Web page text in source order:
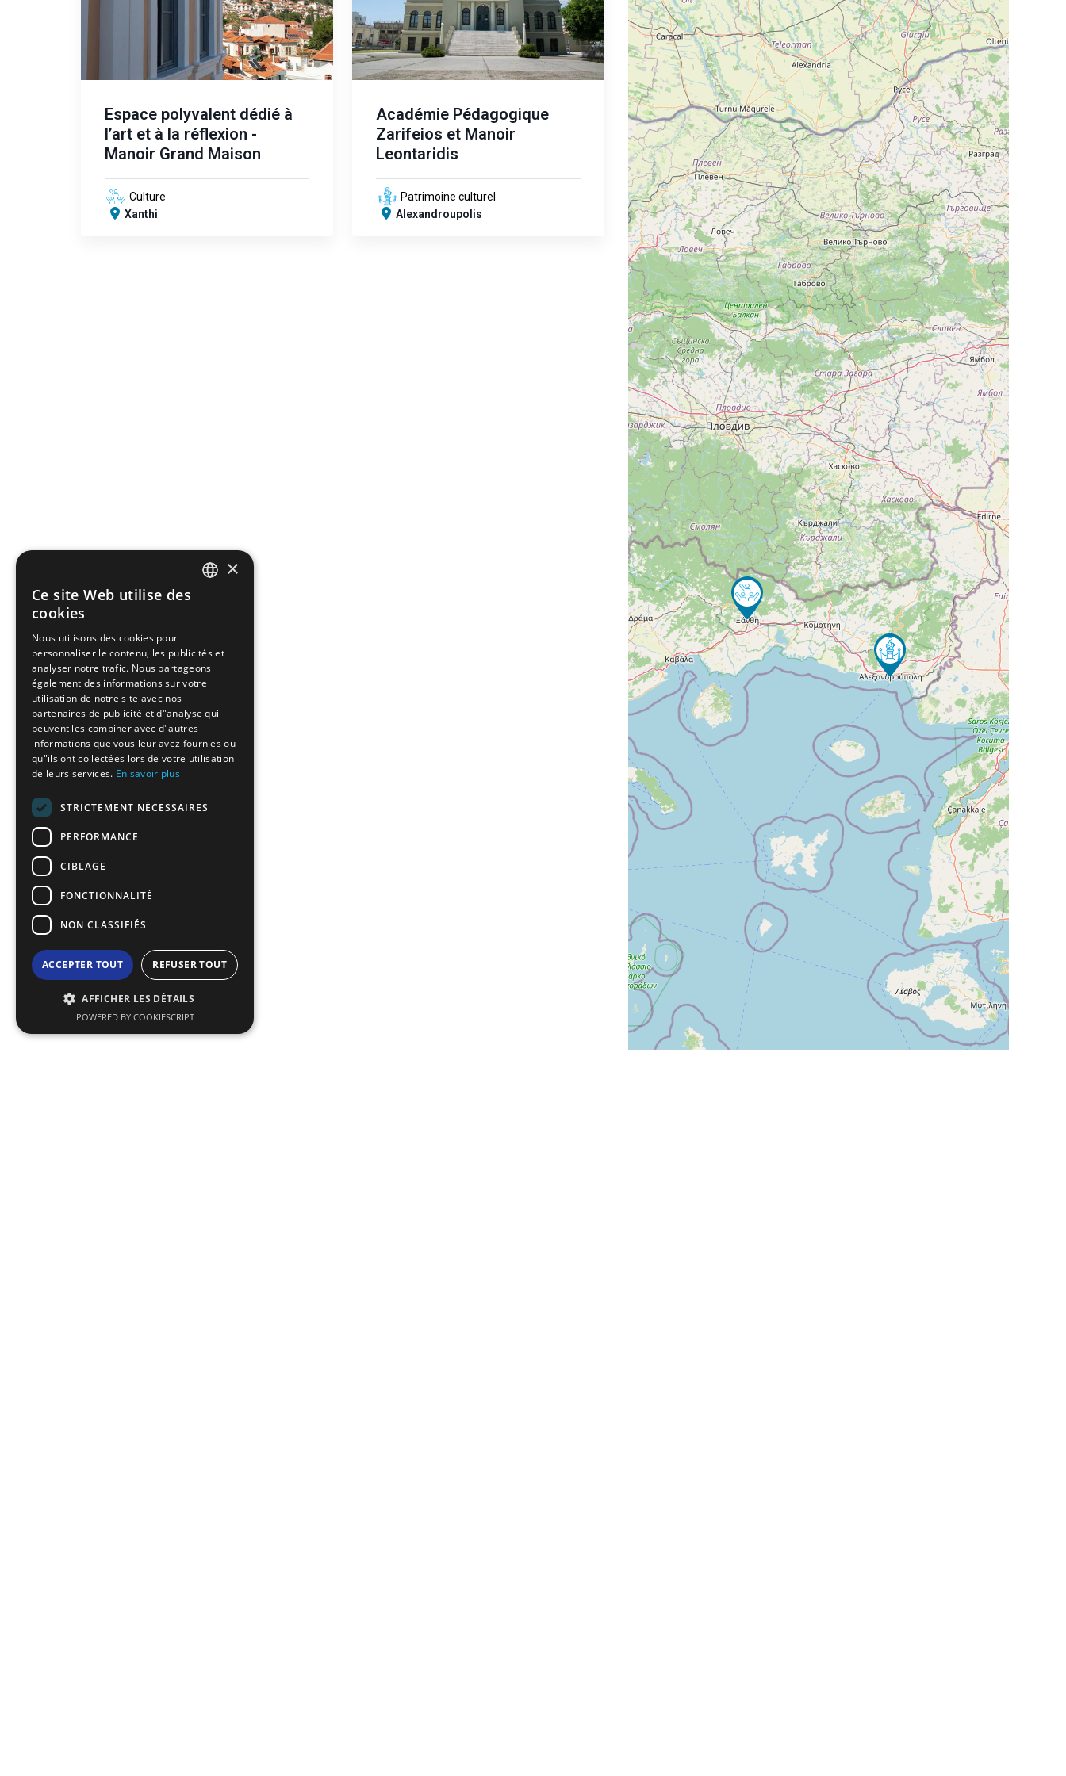
Espace polyvalent dédié à
l’art et à la réflexion -
Manoir Grand Maison
Culture
Xanthi
Académie Pédagogique
Zarifeios et Manoir
Leontaridis
Patrimoine culturel
Alexandroupolis
FRENCH
BULGARIAN
GERMAN
ROMANIAN
TURKISH
×
Ce site Web utilise des
cookies
Nous utilisons des cookies pour
personnaliser le contenu, les publicités et
analyser notre trafic. Nous partageons
également des informations sur votre
utilisation de notre site avec nos
partenaires de publicité et d"analyse qui
peuvent les combiner avec d"autres
informations que vous leur avez fournies ou
qu"ils ont collectées lors de votre utilisation
de leurs services. En savoir plus
STRICTEMENT NÉCESSAIRES
PERFORMANCE
CIBLAGE
FONCTIONNALITÉ
NON CLASSIFIÉS
ACCEPTER TOUT REFUSER TOUT
AFFICHER LES DÉTAILS
POWERED BY COOKIESCRIPT